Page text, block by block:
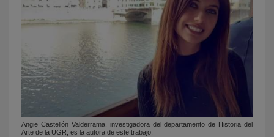
Angie Castellón Valderrama, investigadora del departamento de Historia del
Arte de la UGR, es la autora de este trabajo.